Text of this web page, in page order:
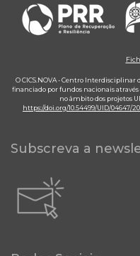
O CICS.NOVA - Centro Interdisciplinar
financiado por fundos nacionais através
no âmbito dos projetos
https://doi.org/10.54499/UID/04647/
Subscreva a